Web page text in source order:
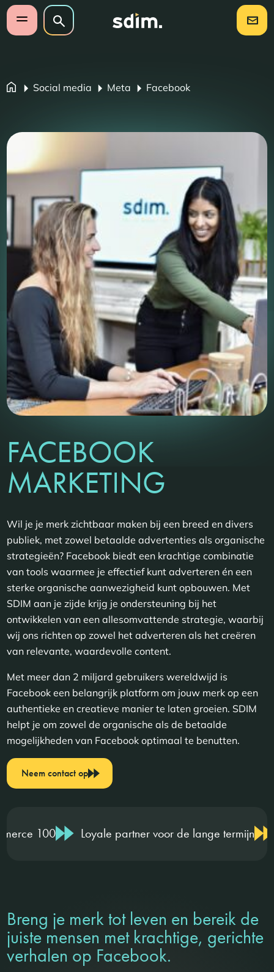
Navigatie overslaan
Open mobiel menu
Zoeken op website
Zoeken
Social media Meta Facebook
FACEBOOK
MARKETING
Wil je je merk zichtbaar maken bij een breed en divers
publiek, met zowel betaalde advertenties als organische
strategieën? Facebook biedt een krachtige combinatie
van tools waarmee je effectief kunt adverteren én een
sterke organische aanwezigheid kunt opbouwen. Met
SDIM aan je zijde krijg je ondersteuning bij het
ontwikkelen van een allesomvattende strategie, waarbij
wij ons richten op zowel het adverteren als het creëren
van relevante, waardevolle content.
Met meer dan 2 miljard gebruikers wereldwijd is
Facebook een belangrijk platform om jouw merk op een
authentieke en creatieve manier te laten groeien. SDIM
helpt je om zowel de organische als de betaalde
mogelijkheden van Facebook optimaal te benutten.
Neem contact op
Loyale partner voor de lange termijn Hoog
Breng je merk tot leven en bereik de
juiste mensen met krachtige, gerichte
verhalen op Facebook.